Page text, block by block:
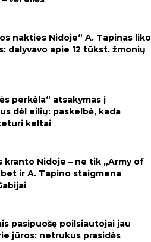
nakties Nidoje“ A. Tapinas liko
dalyvavo apie 12 tūkst. žmonių
perkėla“ atsakymas į
dėl eilių: paskelbė, kada
keltai
kranto Nidoje – ne tik „Army of
bet ir A. Tapino staigmena
pasipuošę poilsiautojai jau
jūros: netrukus prasidės